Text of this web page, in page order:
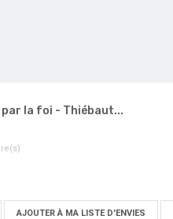
par la foi - Thiébaut...
AJOUTER À MA LISTE D'ENVIES